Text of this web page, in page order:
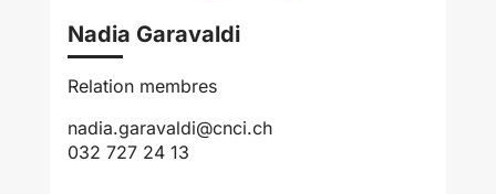
Nadia Garavaldi
Relation membres
nadia.garavaldi@cnci.ch
032 727 24 13